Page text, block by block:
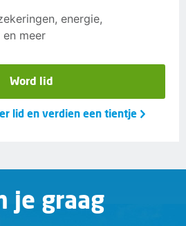
energie,
meer
Word lid
lid en verdien een tientje
je graag